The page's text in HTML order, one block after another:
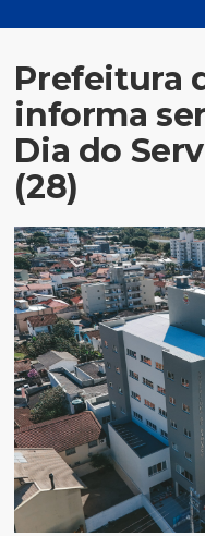
Prefeitura
informa
Dia do
(28)